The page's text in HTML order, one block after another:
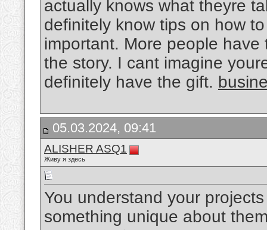
actually knows what theyre
definitely know tips on how
important. More people
the story. I cant imagine
definitely have the gift.
05.03.2024, 09:41
ALISHER ASQ1
Живу я здесь
You understand your
something unique about